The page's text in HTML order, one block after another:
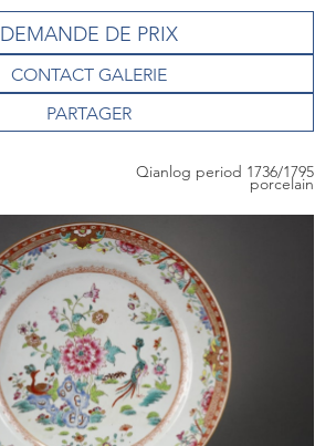
DEMANDE DE PRIX
CONTACT GALERIE
Qianlog period 1736/1795
porcelain